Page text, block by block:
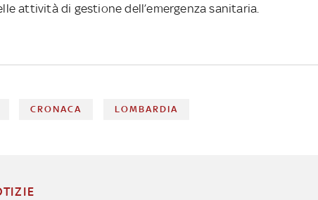
attività di gestione dell’emergenza sanitaria.
CRONACA LOMBARDIA